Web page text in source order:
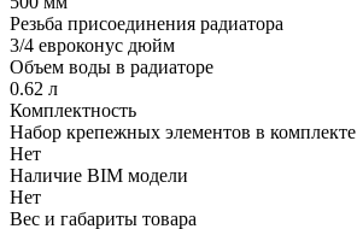
Резьба присоединения радиатора
3/4 евроконус дюйм
Объем воды в радиаторе
0.62 л
Комплектность
Набор крепежных элементов в комплекте
Нет
Наличие BIM модели
Нет
Вес и габариты товара